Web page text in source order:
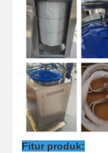
Tur Pabrik
Kasus
Fitur produk: